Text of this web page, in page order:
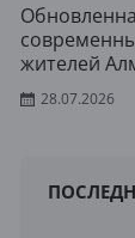
жителей
28.07.2026